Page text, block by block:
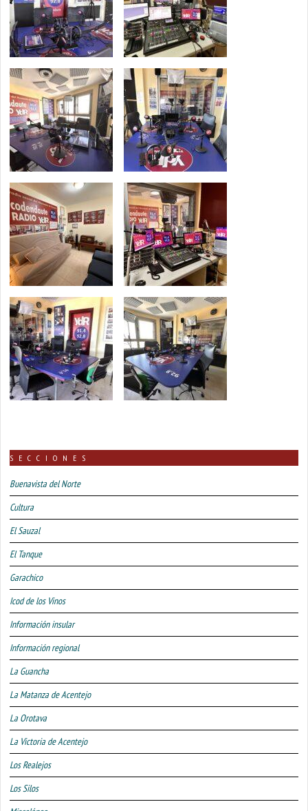
SECCIONES
Buenavista del Norte
Cultura
El Sauzal
El Tanque
Garachico
Icod de los Vinos
Información insular
Información regional
La Guancha
La Matanza de Acentejo
La Orotava
La Victoria de Acentejo
Los Realejos
Los Silos